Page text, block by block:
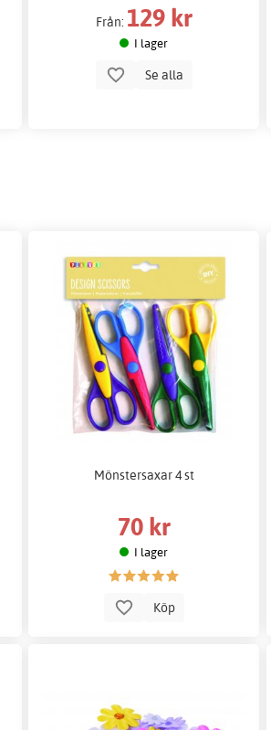
Från: 129 kr
I lager
Se alla
Mönstersaxar 4 st
70 kr
I lager
Köp